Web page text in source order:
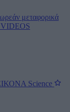
μεταφορικά
VIDEOS
Science